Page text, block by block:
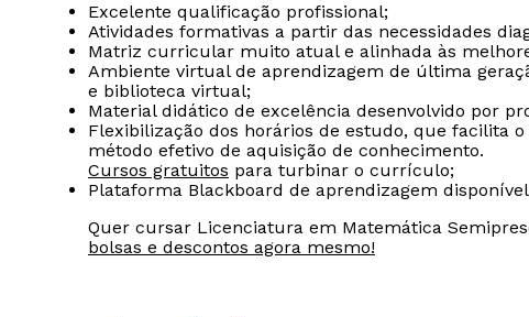
Excelente qualificação profissional;
Atividades formativas a partir das necessidades
Matriz curricular muito atual e alinhada às
Ambiente virtual de aprendizagem de última
e biblioteca virtual;
Material didático de excelência desenvolvido por
Flexibilização dos horários de estudo, que facilita
método efetivo de aquisição de conhecimento.
Cursos gratuitos para turbinar o currículo;
Plataforma Blackboard de aprendizagem
Quer cursar Licenciatura em Matemática
bolsas e descontos agora mesmo!